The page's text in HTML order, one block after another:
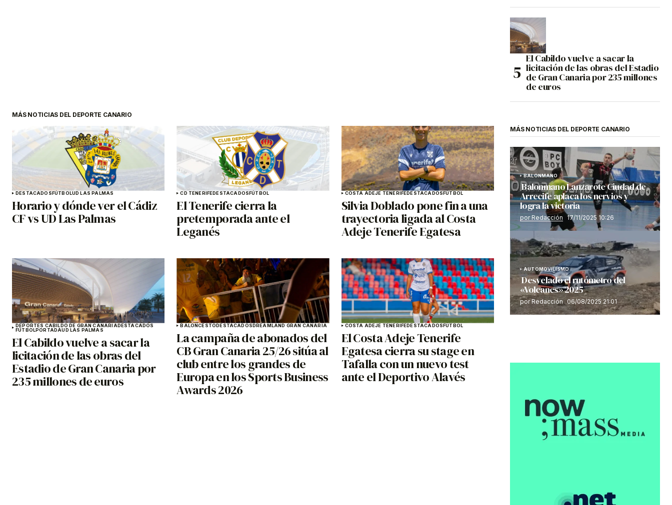
MÁS NOTICIAS DEL DEPORTE CANARIO
DESTACADOSFÚTBOLUD LAS PALMAS
Horario y dónde ver el Cádiz
CF vs UD Las Palmas
CD TENERIFEDESTACADOSFÚTBOL
El Tenerife cierra la
pretemporada ante el
Leganés
COSTA ADEJE TENERIFEDESTACADOSFÚTBOL
Silvia Doblado pone fin a una
trayectoria ligada al Costa
Adeje Tenerife Egatesa
DEPORTES CABILDO DE GRAN CANARIADESTACADOS
FÚTBOLPORTADAUD LAS PALMAS
El Cabildo vuelve a sacar la
licitación de las obras del
Estadio de Gran Canaria por
235 millones de euros
BALONCESTODESTACADOSDREAMLAND GRAN CANARIA
La campaña de abonados del
CB Gran Canaria 25/26 sitúa al
club entre los grandes de
Europa en los Sports Business
Awards 2026
COSTA ADEJE TENERIFEDESTACADOSFÚTBOL
El Costa Adeje Tenerife
Egatesa cierra su stage en
Tafalla con un nuevo test
ante el Deportivo Alavés
El Cabildo vuelve a sacar la
licitación de las obras del Estadio
de Gran Canaria por 235 millones
de euros
MÁS NOTICIAS DEL DEPORTE CANARIO
BALONMANO
Balonmano Lanzarote Ciudad de
Arrecife aplaca los nervios y
logra la victoria
por Redacción 17/11/2025 10:26
AUTOMOVILISMO
Desvelado el rutómetro del
«Volcanes» 2025
por Redacción 06/08/2025 21:01